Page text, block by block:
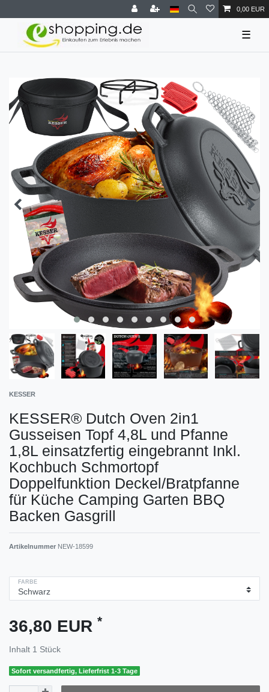
0,00 EUR
☰
KESSER
KESSER® Dutch Oven 2in1
Gusseisen Topf 4,8L und Pfanne
1,8L einsatzfertig eingebrannt Inkl.
Kochbuch Schmortopf
Doppelfunktion Deckel/Bratpfanne
für Küche Camping Garten BBQ
Backen Gasgrill
Artikelnummer NEW-18599
FARBE
36,80 EUR *
Inhalt 1 Stück
Sofort versandfertig, Lieferfrist 1-3 Tage